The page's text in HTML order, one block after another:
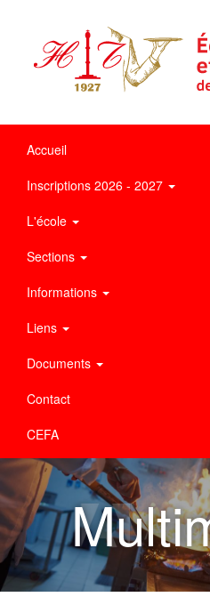
Accueil
Inscriptions 2026 - 2027
L'école
Sections
Informations
Liens
Documents
Contact
CEFA